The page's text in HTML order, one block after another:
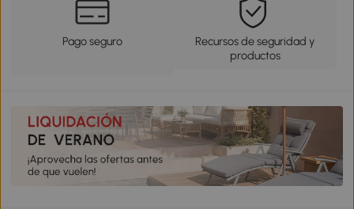
Pago seguro
Recursos de seguridad y
productos